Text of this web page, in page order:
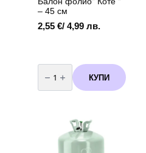
– 45 см
2,55 €/ 4,99 лв.
количество
за
Балон
фолио"
КУПИ